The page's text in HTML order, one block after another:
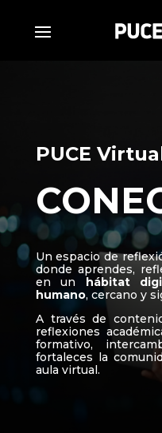
PUCE
Un espacio de
donde aprendes,
en un hábitat
humano, cercano y
A través de
reflexiones
formativo,
fortaleces la
aula virtual.